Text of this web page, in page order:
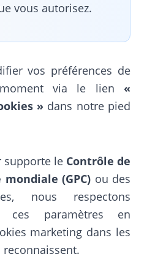
vous autorisez.
vos préférences de
via le lien «
» dans notre pied
supporte le Contrôle de
(GPC) ou des
nous respectons
ces paramètres en
marketing dans les